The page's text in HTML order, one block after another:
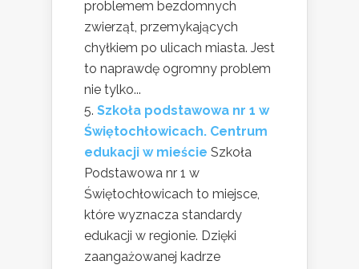
problemem bezdomnych
zwierząt, przemykających
chyłkiem po ulicach miasta. Jest
to naprawdę ogromny problem
nie tylko...
Szkoła podstawowa nr 1 w
Świętochłowicach. Centrum
edukacji w mieście Szkoła
Podstawowa nr 1 w
Świętochłowicach to miejsce,
które wyznacza standardy
edukacji w regionie. Dzięki
zaangażowanej kadrze